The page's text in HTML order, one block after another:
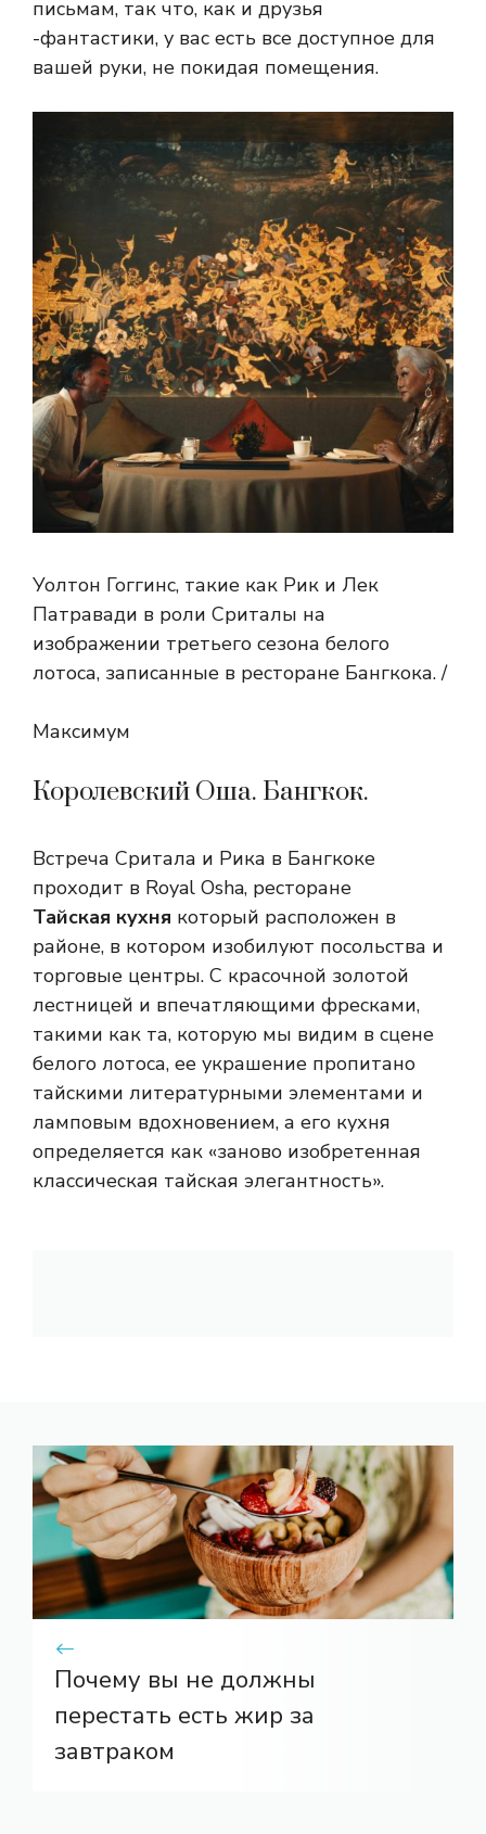
письмам, так что, как и друзья
-фантастики, у вас есть все доступное для
вашей руки, не покидая помещения.
Уолтон Гоггинс, такие как Рик и Лек
Патравади в роли Сриталы на
изображении третьего сезона белого
лотоса, записанные в ресторане Бангкока. /
Максимум
Королевский Оша. Бангкок.
Встреча Сритала и Рика в Бангкоке
проходит в Royal Osha, ресторане
Тайская кухня который расположен в
районе, в котором изобилуют посольства и
торговые центры. С красочной золотой
лестницей и впечатляющими фресками,
такими как та, которую мы видим в сцене
белого лотоса, ее украшение пропитано
тайскими литературными элементами и
ламповым вдохновением, а его кухня
определяется как «заново изобретенная
классическая тайская элегантность».
Почему вы не должны
перестать есть жир за
завтраком